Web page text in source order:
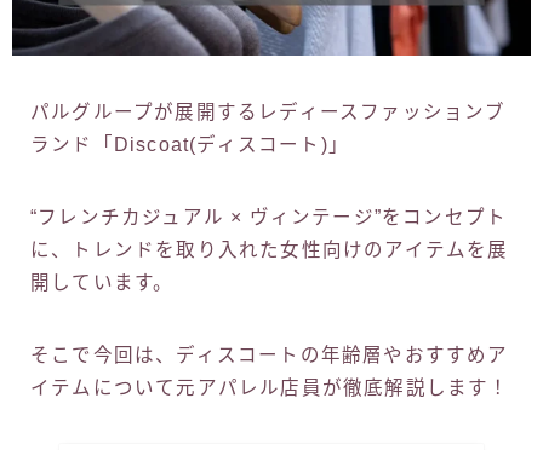
パルグループが展開するレディースファッションブ
ランド「Discoat(ディスコート)」
“フレンチカジュアル × ヴィンテージ”をコンセプト
に、トレンドを取り入れた女性向けのアイテムを展
開しています。
そこで今回は、ディスコートの年齢層やおすすめア
イテムについて元アパレル店員が徹底解説します！